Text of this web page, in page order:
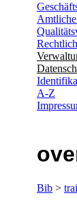
A-Z
Bib >